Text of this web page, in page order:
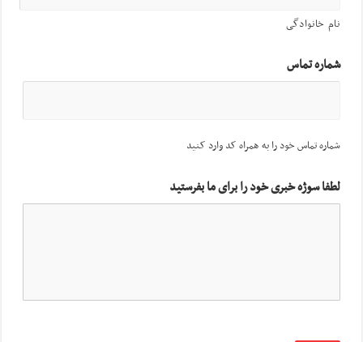
نام خانوادگی
شماره تماس
شماره تماس خود را به همراه کد وارد کنید
لطفا سوژه خبری خود را برای ما بفرستید